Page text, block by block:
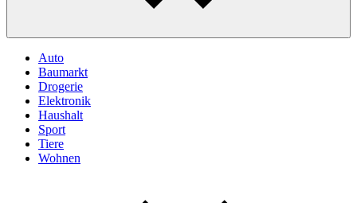
Auto
Baumarkt
Drogerie
Elektronik
Haushalt
Sport
Tiere
Wohnen